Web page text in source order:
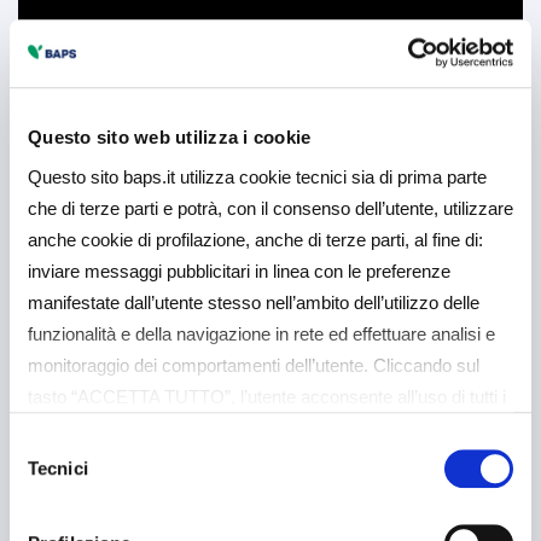
Questo sito web utilizza i cookie
Questo sito baps.it utilizza cookie tecnici sia di prima parte
che di terze parti e potrà, con il consenso dell’utente, utilizzare
anche cookie di profilazione, anche di terze parti, al fine di:
inviare messaggi pubblicitari in linea con le preferenze
manifestate dall’utente stesso nell’ambito dell’utilizzo delle
funzionalità e della navigazione in rete ed effettuare analisi e
monitoraggio dei comportamenti dell’utente. Cliccando sul
analitici. Il consenso è facoltativo e può essere revocato in
qualsiasi momento. Se l’utente desidera gestire le proprie
preferenze può cliccare sul tasto “Dettagli” (accessibile in
delTecnici